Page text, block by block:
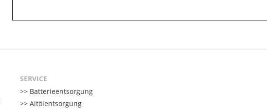
SERVICE
Batterieentsorgung
Altölentsorgung